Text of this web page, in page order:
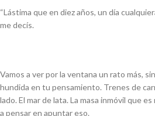
“Lástima que en diez años, un día
me decís.
Vamos a ver por la ventana un rato más,
hundida en tu pensamiento. Trenes de
lado. El mar de lata. La masa inmóvil que
a pensar en apuntar eso.